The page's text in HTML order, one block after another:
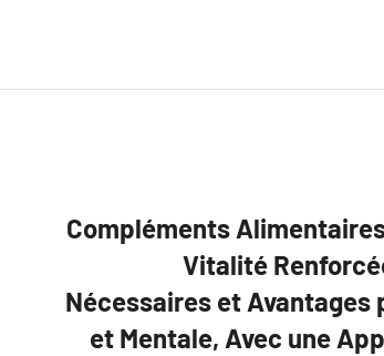
Compléments
Vitalité
Nécessaires et Avantages
et Mentale, Avec une